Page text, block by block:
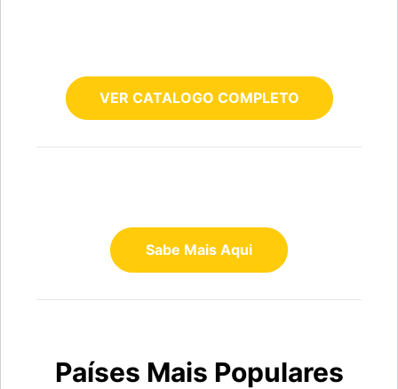
VER CATALOGO COMPLETO
Sabe Mais Aqui
Países Mais Populares